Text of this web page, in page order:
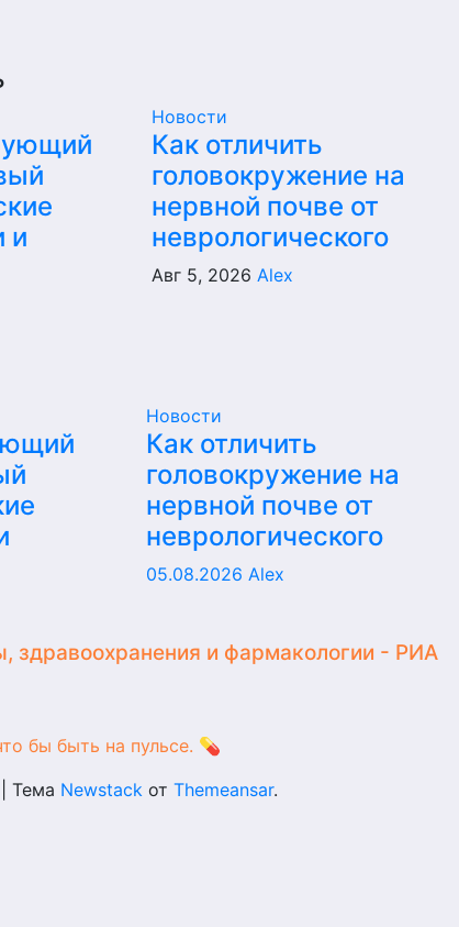
и
Новости
Как отличить
головокружение на
нервной почве от
неврологического
Авг 5, 2026Alex
Новости
Как отличить
головокружение на
нервной почве от
неврологического
05.08.2026 Alex
здравоохранения и фармакологии - РИА
бы быть на пульсе. 💊
Тема Newstack от Themeansar.